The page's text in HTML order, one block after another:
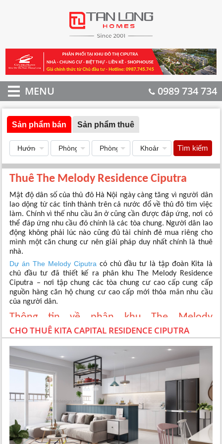
MENU 0989 734 734
Sản phẩm bán Sản phẩm thuê
Tìm kiếm
Thuê The Melody Residence Ciputra
Mật độ dân số của thủ đô Hà Nội ngày càng tăng vì người dân
lao dộng từ các tỉnh thành trên cả nước đổ về thủ đô tìm việc
làm. Chính vì thế nhu cầu ăn ở cũng cần được đáp ứng, nơi có
thể đáp ứng nhu cầu đó chính là các tòa chung. Người dân lao
động không phải lúc nào cũng đủ tài chính đẻ mua riêng cho
mình một căn chung cư nên giải pháp duy nhất chính là thuê
nhà.
Dự án The Melody Ciputracó chủ đầu tư là tập đoàn Kita là
chủ đầu tư đã thiết kế ra phân khu The Melody Residence
Ciputra – nơi tập chung các tòa chung cư cao cấp cung cấp
nguồn hàng căn hộ chung cư cao cấp mới thỏa mãn nhu cầu
của người dân.
Thông tin về phân khu The Melody
Residence Ciputra
CHO THUÊ KITA CAPITAL RESIDENCE CIPUTRA